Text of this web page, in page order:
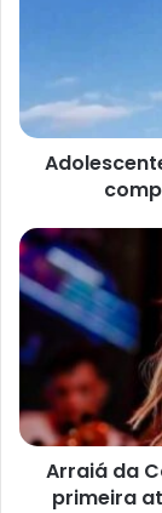
companheiro
no
interior
Arraiá
da
Copioba
2026:
Solange
Almeida
a
primeira
atração
confirmada
Arraiá da
primeira